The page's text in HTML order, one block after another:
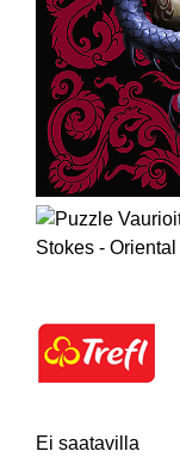
Ei saatavilla